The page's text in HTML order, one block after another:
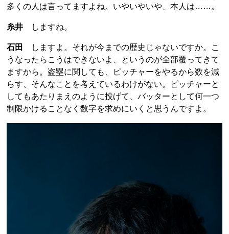
多くの人は言ってますよね。いやいやいや、本人は……。
糸井 しますね。
石田
しますよ。それが今までの歴史じゃないですか。こ
うなったらこうはできないよ、というのが全部覆ってきて
ますから。盗塁に関しても、ピッチャーをやるから数を減
らす、そんなことを考えているわけがない。ピッチャーと
してもあたりまえのように投げて、バッターとして何一つ
制限かけることなく数字を求めにいくと思うんですよ。